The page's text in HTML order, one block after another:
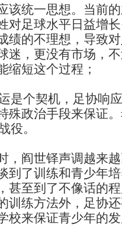
统一思想。当前的
对足球水平日益增
绩的不理想，导致
迷，更没有市场，
缩短这个过程；
个契机，足协响应
殊政治手段来保证
役。
阎世铎声调越来越
到了训练和青少年
甚至到了不像话的
训练方法外，足协
校来保证青少年的